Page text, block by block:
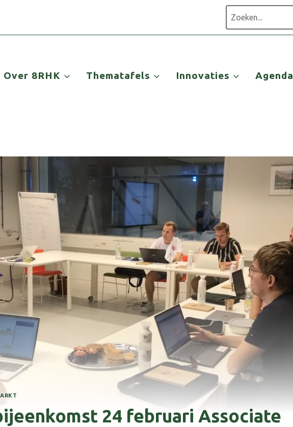
Over 8RHK Thematafels Innovaties Agenda
24 februari Associate